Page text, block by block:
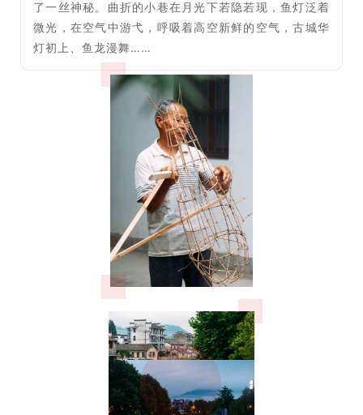
了一丝神秘。曲折的小巷在月光下若隐若现，鱼灯泛着
微光，在空气中游弋，呼吸着高空新鲜的空气，古城华
灯初上、鱼龙漫舞……